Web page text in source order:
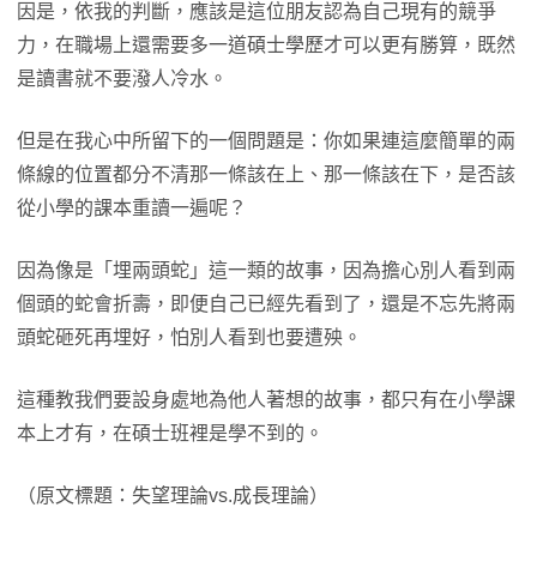
因是，依我的判斷，應該是這位朋友認為自己現有的競爭
力，在職場上還需要多一道碩士學歷才可以更有勝算，既然
是讀書就不要潑人冷水。
但是在我心中所留下的一個問題是：你如果連這麼簡單的兩
條線的位置都分不清那一條該在上、那一條該在下，是否該
從小學的課本重讀一遍呢？
因為像是「埋兩頭蛇」這一類的故事，因為擔心別人看到兩
個頭的蛇會折壽，即便自己已經先看到了，還是不忘先將兩
頭蛇砸死再埋好，怕別人看到也要遭殃。
這種教我們要設身處地為他人著想的故事，都只有在小學課
本上才有，在碩士班裡是學不到的。
（原文標題：失望理論vs.成長理論）